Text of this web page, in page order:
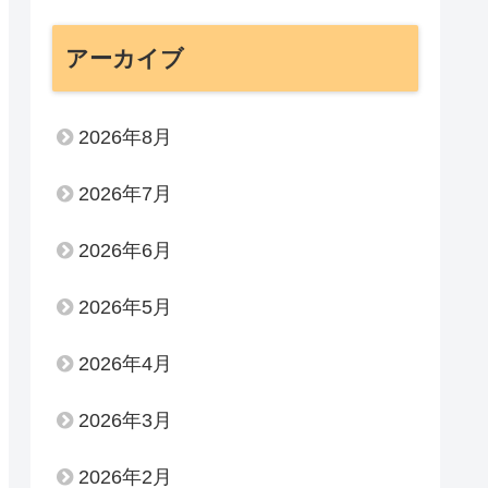
アーカイブ
2026年8月
2026年7月
2026年6月
2026年5月
2026年4月
2026年3月
2026年2月